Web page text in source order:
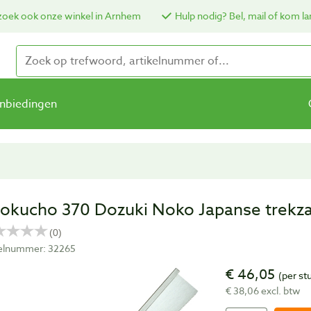
ook onze winkel in Arnhem Hulp nodig? Bel, mail of kom
370 Dozuki Noko Japanse
32265
€ 46,05 (per
€ 38,06 excl. btw